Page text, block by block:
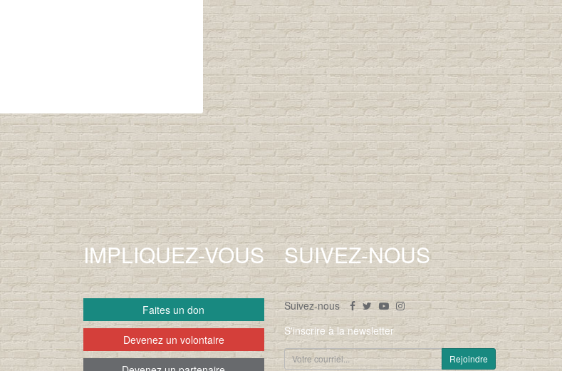
IMPLIQUEZ-VOUS
Faites un don
Devenez un volontaire
SUIVEZ-NOUS
Suivez-nous
S'inscrire à la newsletter